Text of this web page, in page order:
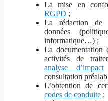
La mise en
RGPD ;
La rédaction de
données
informatique…) ;
La documentation
activités de
analyse d’impact
consultation
L’obtention de
codes de conduite ;